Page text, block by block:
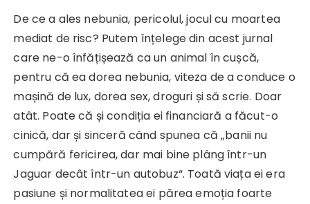
De ce a ales nebunia, pericolul, jocul cu moartea
mediat de risc? Putem înțelege din acest jurnal
care ne-o înfățișează ca un animal în cușcă,
pentru că ea dorea nebunia, viteza de a conduce o
mașină de lux, dorea sex, droguri și să scrie. Doar
atât. Poate că și condiția ei financiară a făcut-o
cinică, dar și sinceră când spunea că „banii nu
cumpără fericirea, dar mai bine plâng într-un
Jaguar decât într-un autobuz“. Toată viața ei era
pasiune și normalitatea ei părea emoția foarte